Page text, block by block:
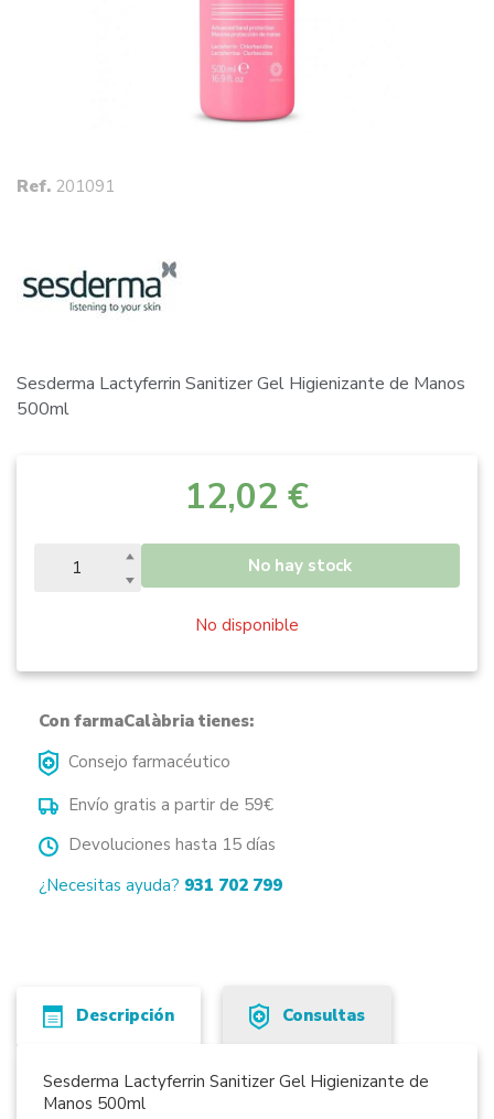
Ref. 201091
Sesderma Lactyferrin Sanitizer Gel Higienizante de Manos
500ml
12,02 €
No hay stock
No disponible
Con farmaCalàbria tienes:
Consejo farmacéutico
Envío gratis a partir de 59€
Devoluciones hasta 15 días
¿Necesitas ayuda? 931 702 799
Descripción Consultas
Sesderma Lactyferrin Sanitizer Gel Higienizante de
Manos 500ml